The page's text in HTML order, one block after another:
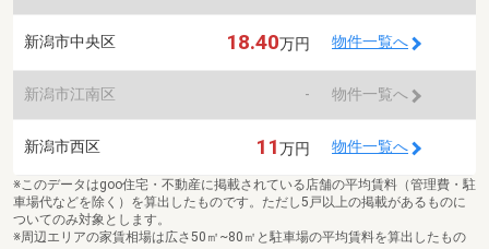
新潟市中央区 18.40万円 物件一覧へ
新潟市江南区 - 物件一覧へ
新潟市西区 11万円 物件一覧へ
※このデータはgoo住宅・不動産に掲載されている店舗の平均賃料（管理費・駐
車場代などを除く）を算出したものです。ただし5戸以上の掲載があるものに
ついてのみ対象とします。
※周辺エリアの家賃相場は広さ50㎡~80㎡と駐車場の平均賃料を算出したもの